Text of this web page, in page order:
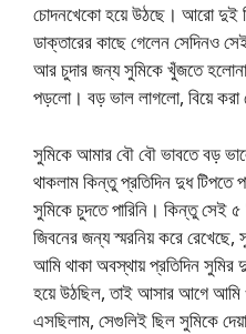
চোদনখেকো হয়ে উঠছে। আরো দুই
ডাক্তারের কাছে গেলেন সেদিনও
আর চুদার জন্য সুমিকে খুঁজতে
পড়লো। বড় ভাল লাগলো, বিয়ে
সুমিকে আমার বৌ বৌ ভাবতে বড়
থাকলাম কিন্তু প্রতিদিন দুধ টিপতে
সুমিকে চুদতে পারিনি। কিন্তু সেই ৫
জিবনের জন্য স্মরনিয় করে
আমি থাকা অবস্থায় প্রতিদিন
হয়ে উঠছিল, তাই আসার আগে আমি
এসছিলাম, সেগুলিই ছিল সুমিকে